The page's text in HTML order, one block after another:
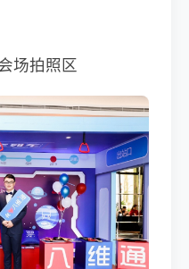
场拍照区